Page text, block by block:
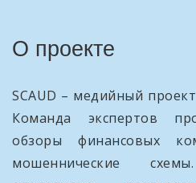
О проекте
SCAUD – медийный
Команда экспертов
обзоры финансовых
мошеннические